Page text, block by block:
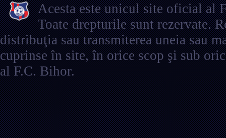
Acesta este unicul site oficial al
Toate drepturile sunt rezervate.
distribuţia sau transmiterea uneia sau
cuprinse în site, în orice scop şi sub
al F.C. Bihor.